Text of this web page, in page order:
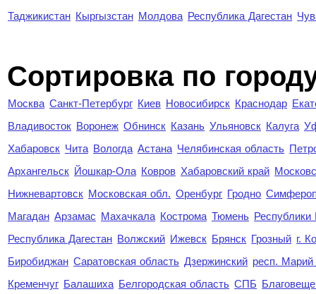
Таджикистан Кыргызстан Молдова Республика Дагестан
Cортировка по
Москва Санкт-Петербург Киев Новосибирск Краснодар
Владивосток Воронеж Обнинск Казань Ульяновск Калуга
Хабаровск Чита Вологда Астана Челябинская область
Архангельск Йошкар-Ола Ковров Хабаровский край
Нижневартовск Московская обл. Оренбург Гродно
Магадан Арзамас Махачкала Кострома Тюмень Республики
Республика Дагестан Волжский Ижевск Брянск Грозный г.
Биробиджан Саратовская область Дзержинский респ.
Кременчуг Балашиха Белгородская область СПБ